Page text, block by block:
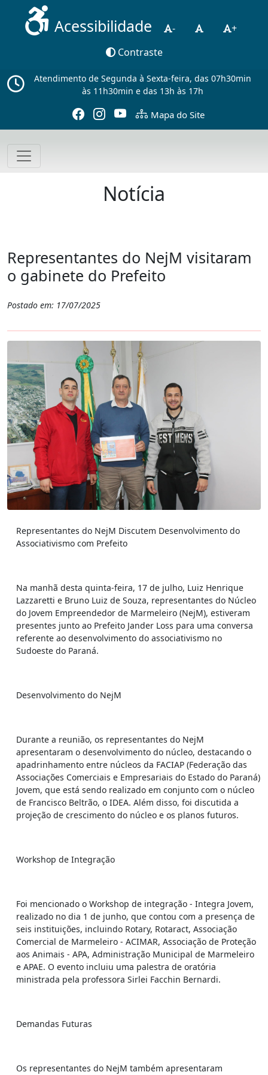
Acessibilidade -
+
Contraste
Atendimento de Segunda à Sexta-feira, das 07h30min
às 11h30min e das 13h às 17h
Mapa do Site
Notícia
Representantes do NejM visitaram
o gabinete do Prefeito
Postado em: 17/07/2025
Representantes do NejM Discutem Desenvolvimento do
Associativismo com Prefeito
Na manhã desta quinta-feira, 17 de julho, Luiz Henrique
Lazzaretti e Bruno Luiz de Souza, representantes do Núcleo
do Jovem Empreendedor de Marmeleiro (NejM), estiveram
presentes junto ao Prefeito Jander Loss para uma conversa
referente ao desenvolvimento do associativismo no
Sudoeste do Paraná.
Desenvolvimento do NejM
Durante a reunião, os representantes do NejM
apresentaram o desenvolvimento do núcleo, destacando o
apadrinhamento entre núcleos da FACIAP (Federação das
Associações Comerciais e Empresariais do Estado do Paraná)
Jovem, que está sendo realizado em conjunto com o núcleo
de Francisco Beltrão, o IDEA. Além disso, foi discutida a
projeção de crescimento do núcleo e os planos futuros.
Workshop de Integração
Foi mencionado o Workshop de integração - Integra Jovem,
realizado no dia 1 de junho, que contou com a presença de
seis instituições, incluindo Rotary, Rotaract, Associação
Comercial de Marmeleiro - ACIMAR, Associação de Proteção
aos Animais - APA, Administração Municipal de Marmeleiro
e APAE. O evento incluiu uma palestra de oratória
ministrada pela professora Sirlei Facchin Bernardi.
Demandas Futuras
Os representantes do NejM também apresentaram